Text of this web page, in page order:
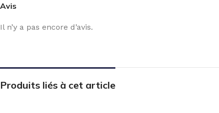
Avis
Il n’y a pas encore d’avis.
Produits liés à cet article